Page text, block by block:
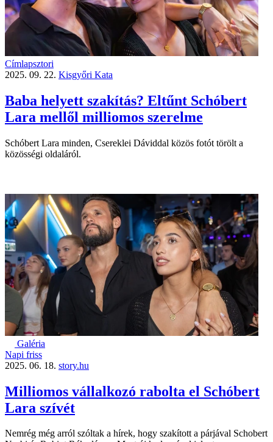
Címlapsztori
2025. 09. 22. Kisgyőri Kata
Baba helyett szakítás? Eltűnt Schóbert
Lara mellől milliomos szerelme
Schóbert Lara minden, Csereklei Dáviddal közös fotót törölt a
közösségi oldaláról.
Galéria
Napi friss
2025. 06. 18. story.hu
Milliomos vállalkozó rabolta el Schóbert
Lara szívét
Nemrég még arról szóltak a hírek, hogy szakított a párjával Schobert